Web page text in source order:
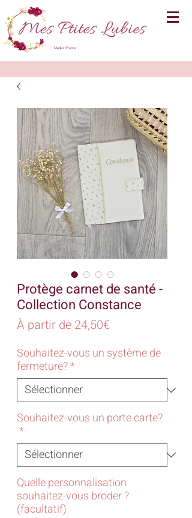
Made in France
Protège carnet de santé -
Collection Constance
À partir de 24,50€
Souhaitez-vous un système de
fermeture?*
Souhaitez-vous un porte carte?
*
Quelle personnalisation
souhaitez-vous broder ?
(facultatif)